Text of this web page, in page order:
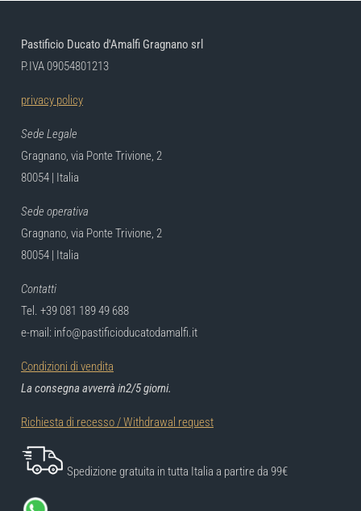
Pastificio Ducato d'Amalfi Gragnano srl
P.IVA 09054801213
privacy policy
Sede Legale
Gragnano, via Ponte Trivione, 2
80054 | Italia
Sede operativa
Gragnano, via Ponte Trivione, 2
80054 | Italia
Contatti
Tel. +39 081 189 49 688
e-mail: info@pastificioducatodamalfi.it
Condizioni di vendita
La consegna avverrà in2/5 giorni.
Richiesta di recesso / Withdrawal request
Spedizione gratuita in tutta Italia a partire da 99€